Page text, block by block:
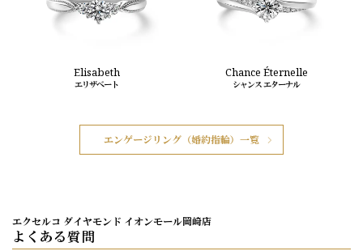
Elisabeth
エリザベート
Chance Éternelle
シャンス エターナル
エンゲージリング（婚約指輪）一覧
エクセルコ ダイヤモンド イオンモール岡崎店
よくある質問